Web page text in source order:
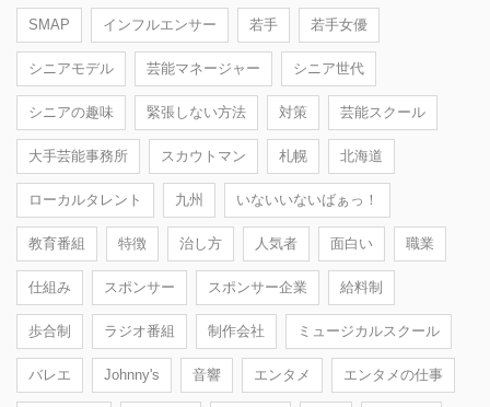
SMAP インフルエンサー 若手 若手女優
シニアモデル 芸能マネージャー シニア世代
シニアの趣味 緊張しない方法 対策 芸能スクール
大手芸能事務所 スカウトマン 札幌 北海道
ローカルタレント 九州 いないいないばぁっ！
教育番組 特徴 治し方 人気者 面白い 職業
仕組み スポンサー スポンサー企業 給料制
歩合制 ラジオ番組 制作会社 ミュージカルスクール
バレエ Johnny's 音響 エンタメ エンタメの仕事